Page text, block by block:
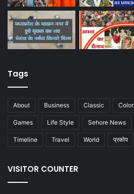
Tags
About Business Classic Color
Games Life Style Sehore News
Timeline Travel World प्रकोप
VISITOR COUNTER